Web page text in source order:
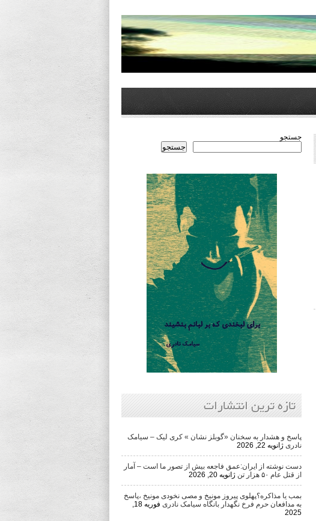
جستجو
جستجو
تازه ترین انتشارات
پاسخ و هشدار به سخنان «گوبلز نشان » کری لیک – سیامک
نادری ژانویه 22, 2026
دست نوشته از ایران:عمق فاجعه بیش از تصور ما است – آمار
از قتل عام ۵۰ هزار تن
ژانویه 20, 2026
بمب یا مذاکره؟پهلوی پیروز مونیخ و مصی نخودی مونیخ ،پاسخ
به مدافعان حرم فرخ نگهدار بانگاه سیامک نادری
فوریه 18,
2025